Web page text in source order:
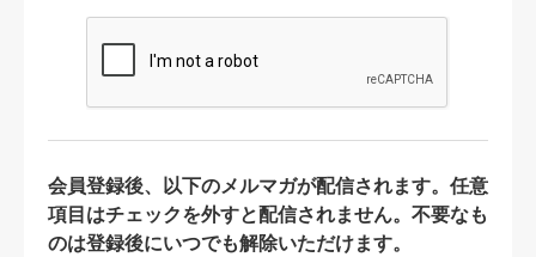
会員登録後、以下のメルマガが配信されます。任意
項目はチェックを外すと配信されません。不要なも
のは登録後にいつでも解除いただけます。